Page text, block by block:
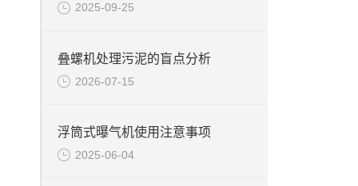
2025-09-25
叠螺机处理污泥的盲点分析
2026-07-15
浮筒式曝气机使用注意事项
2025-06-04